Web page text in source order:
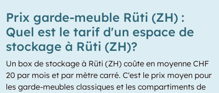
Prix garde-meuble Rüti (ZH) :
Quel est le tarif d'un espace de
stockage à Rüti (ZH)?
Un box de stockage à Rüti (ZH) coûte en moyenne CHF
20 par mois et par mètre carré. C'est le prix moyen pour
les garde-meubles classiques et les compartiments de